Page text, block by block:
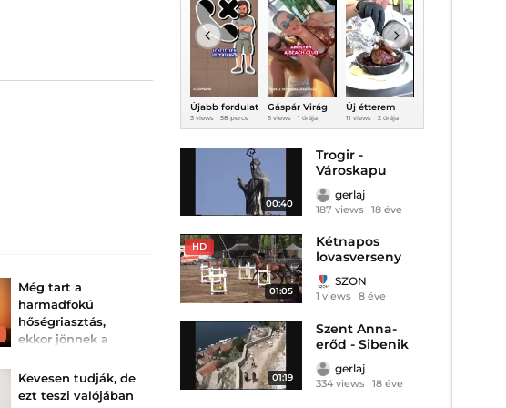
Még tart a
harmadfokú
hőségriasztás,
ekkor jönnek a
Az egész országban
harmadfokú hőségriasztás
van, de záporok, zivatarok
Kevesen tudják, de
ezt teszi valójában
Újabb fordulat
a Robinson
Tours
3 views 58 perce
Gáspár Virág
ledobta a
textilt, Európa
úszószigetén
5 views 1 órája
Új étterem
nyílt
Kaposváron
11 views 2 órája
parttól a vízig
00:40
Trogir -
Városkapu
gerlaj
187 views 18 éve
HD
01:05
Kétnapos
lovasverseny
Nyírbátorban -
szon.hu
SZON
1 views 8 éve
01:19
Szent Anna-
erőd - Sibenik
gerlaj
334 views 18 éve